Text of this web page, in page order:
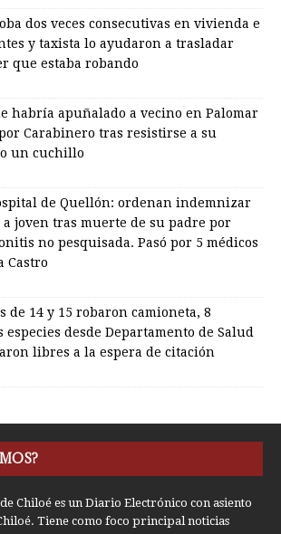
dos veces consecutivas en vivienda e
y taxista lo ayudaron a trasladar
que estaba robando
habría apuñalado a vecino en Palomar
Carabinero tras resistirse a su
un cuchillo
de Quellón: ordenan indemnizar
joven tras muerte de su padre por
no pesquisada. Pasó por 5 médicos
Castro
de 14 y 15 robaron camioneta, 8
especies desde Departamento de Salud
libres a la espera de citación
Chiloé es un Diario Electrónico con asiento
Tiene como foco principal noticias